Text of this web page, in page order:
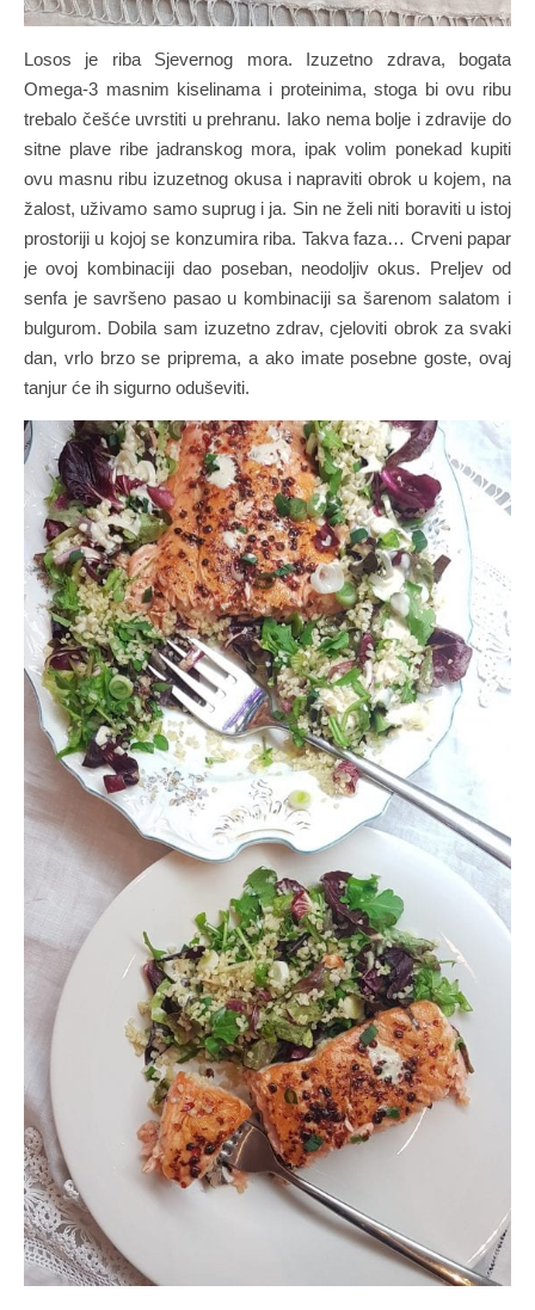
Losos je riba Sjevernog mora. Izuzetno zdrava, bogata
Omega-3 masnim kiselinama i proteinima, stoga bi ovu ribu
trebalo češće uvrstiti u prehranu. Iako nema bolje i zdravije do
sitne plave ribe jadranskog mora, ipak volim ponekad kupiti
ovu masnu ribu izuzetnog okusa i napraviti obrok u kojem, na
žalost, uživamo samo suprug i ja. Sin ne želi niti boraviti u istoj
prostoriji u kojoj se konzumira riba. Takva faza… Crveni papar
je ovoj kombinaciji dao poseban, neodoljiv okus. Preljev od
senfa je savršeno pasao u kombinaciji sa šarenom salatom i
bulgurom. Dobila sam izuzetno zdrav, cjeloviti obrok za svaki
dan, vrlo brzo se priprema, a ako imate posebne goste, ovaj
tanjur će ih sigurno oduševiti.